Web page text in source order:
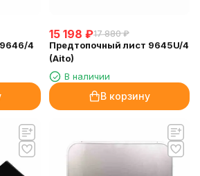
4
15 198 ₽17 880 ₽
Предтопочный лист 9645U/4
(Aito)
В наличии
В корзину